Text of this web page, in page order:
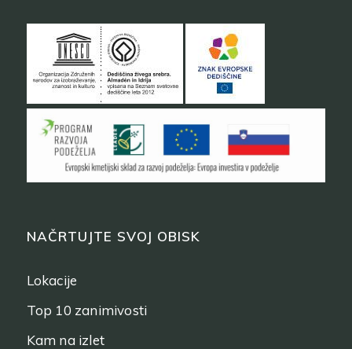
NAČRTUJTE SVOJ OBISK
Lokacije
Top 10 zanimivosti
Kam na izlet